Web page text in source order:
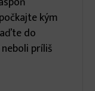
kým
do
príliš